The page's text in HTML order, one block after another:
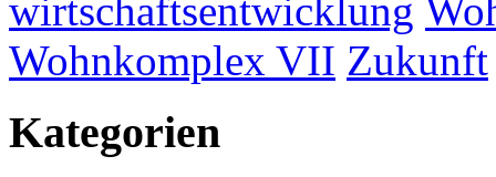
wirtschaftsentwicklung
Wohnkomplex VII Zukunft
Kategorien